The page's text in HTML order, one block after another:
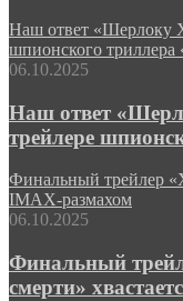
Наш ответ «Шерлоку
шпионского триллера
06.10.2025
Наш ответ
трейлере
Финальный трейлер
IMAX-размахом
06.10.2025
Финальный
смерти»